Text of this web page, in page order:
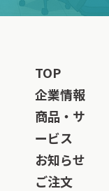
TOP
企業情報
商品・サ
ービス
お知らせ
ご注文